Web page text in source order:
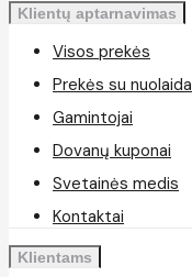
Klientų aptarnavimas
Visos prekės
Prekės su nuolaida
Gamintojai
Dovanų kuponai
Svetainės medis
Kontaktai
Klientams